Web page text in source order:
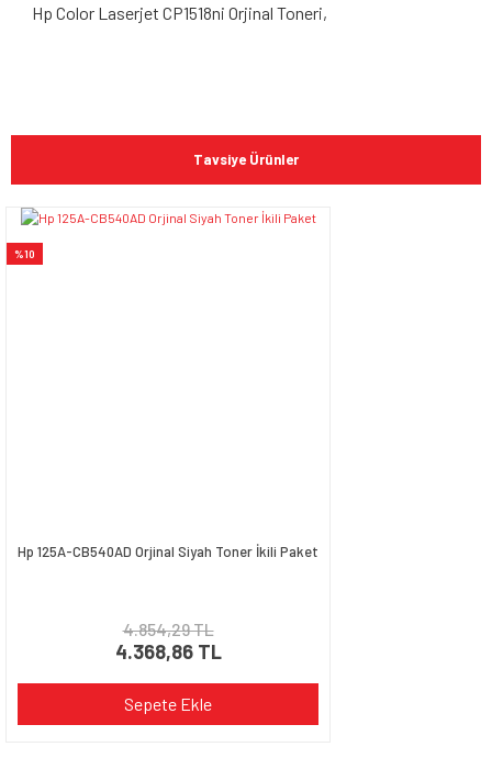
Hp Color Laserjet CP1518ni Orjinal Toneri,
Bu ürüne ilk yorumu siz yapın!
Yorum Yaz
konularda yetersiz gördüğünüz noktaları öneri formunu
kullanarak tarafımıza iletebilirsiniz.
Tavsiye Ürünler
%10
Hp 125A-CB540AD Orjinal Siyah Toner İkili Paket
4.854,29 TL
4.368,86 TL
Sepete Ekle